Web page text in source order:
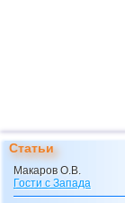
Статьи
Макаров О.В.
Гости с Запада